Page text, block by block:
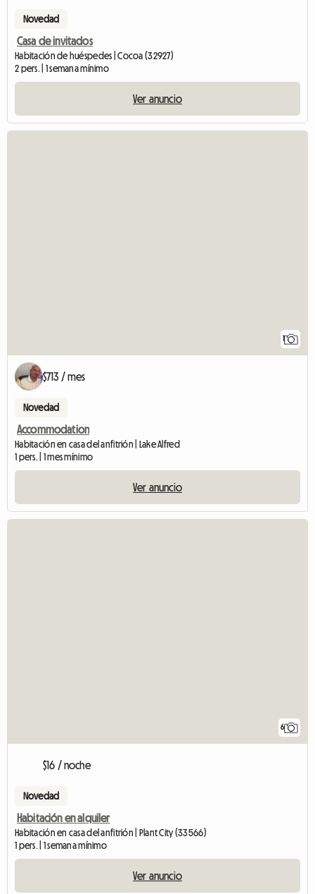
Novedad
Casa de invitados
Habitación de huéspedes | Cocoa (32927)
2 pers. | 1 semana mínimo
Ver anuncio
1
$713 / mes
Novedad
Accommodation
Habitación en casa del anfitrión | Lake Alfred
1 pers. | 1 mes mínimo
Ver anuncio
6
$16 / noche
Novedad
Habitación en alquiler
Habitación en casa del anfitrión | Plant City (33566)
1 pers. | 1 semana mínimo
Ver anuncio